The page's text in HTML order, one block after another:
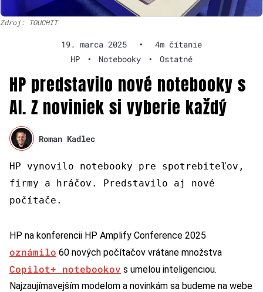
Zdroj: TOUCHIT
19. marca 2025 •
4m čítanie
HP
• Notebooky • Ostatné
HP predstavilo nové notebooky s
AI. Z noviniek si vyberie každý
Roman Kadlec
HP vynovilo notebooky pre spotrebiteľov,
firmy a hráčov. Predstavilo aj nové
počítače.
HP na konferencii HP Amplify Conference 2025
oznámilo 60 nových počítačov vrátane množstva
Copilot+ notebookov s umelou inteligenciou.
Najzaujímavejším modelom a novinkám sa budeme na webe